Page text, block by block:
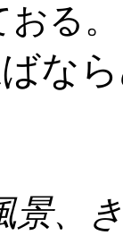
る。
な
、き